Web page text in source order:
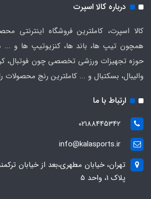
درباره کالا اسپرت
کالا اسپرت، کاملترین فروشگاه اینترنتی
همچون تیپ ها، باند ها، کنزیوتیپ ها و ...
حوزه تجهیزات ورزشی تخصصی چون فوتبال،
والیبال، بسکتبال و ... کاملترین رنج محصولات
ارتباط با ما
02188445342
info@kalasports.ir
تهران، خیابان مطهری،بعد از خیابان
پلاک 1، واحد 5